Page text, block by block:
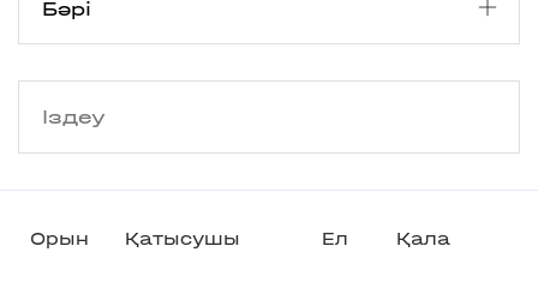
Орын Қатысушы Ел Қала